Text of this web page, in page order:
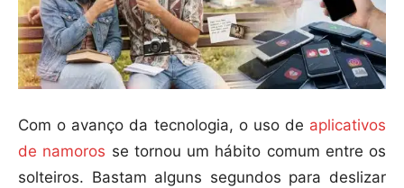
Com o avanço da tecnologia, o uso de aplicativos
de namoros se tornou um hábito comum entre os
solteiros. Bastam alguns segundos para deslizar